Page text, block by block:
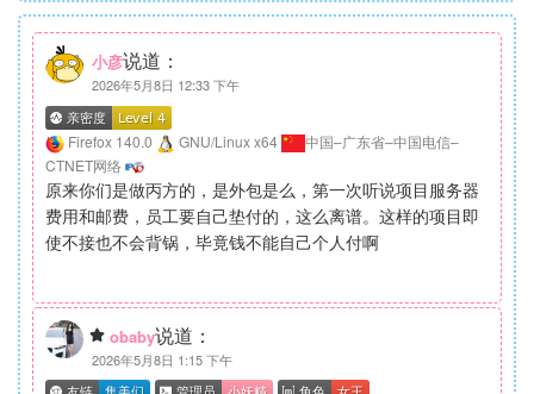
小彦说道：
2026年5月8日 12:33 下午
Firefox 140.0 GNU/Linux x64
中国–广东省–中国电信–
CTNET网络
原来你们是做丙方的，是外包是么，第一次听说项目服务器
费用和邮费，员工要自己垫付的，这么离谱。这样的项目即
使不接也不会背锅，毕竟钱不能自己个人付啊
obaby说道：
2026年5月8日 1:15 下午